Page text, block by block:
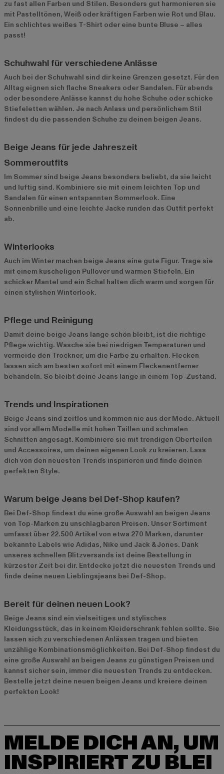
zu fast allen Farben und Stilen. Besonders gut harmonieren sie
mit Pastelltönen, Weiß oder kräftigen Farben wie Rot und Blau.
Ein schlichtes weißes T-Shirt oder eine bunte Bluse – alles
passt!
Schuhwahl für verschiedene Anlässe
Auch bei der Schuhwahl sind dir keine Grenzen gesetzt. Für den
Alltag eignen sich flache Sneakers oder Sandalen. Für abends
oder besondere Anlässe kannst du hohe Schuhe oder schicke
Stiefeletten wählen. Je nach Anlass und persönlichem Stil
findest du die passenden Schuhe zu deinen beigen Jeans.
Beige Jeans für jede Jahreszeit
Sommeroutfits
Im Sommer sind beige Jeans besonders beliebt, da sie leicht
und luftig sind. Kombiniere sie mit einem leichten Top und
Sandalen für einen entspannten Sommerlook. Eine
Sonnenbrille und eine leichte Jacke runden das Outfit perfekt
ab.
Winterlooks
Auch im Winter machen beige Jeans eine gute Figur. Trage sie
mit einem kuscheligen Pullover und warmen Stiefeln. Ein
schicker Mantel und ein Schal halten dich warm und sorgen für
einen stylishen Winterlook.
Pflege und Reinigung
Damit deine beige Jeans lange schön bleibt, ist die richtige
Pflege wichtig. Wasche sie bei niedrigen Temperaturen und
vermeide den Trockner, um die Farbe zu erhalten. Flecken
lassen sich am besten sofort mit einem Fleckenentferner
behandeln. So bleibt deine Jeans lange in einem Top-Zustand.
Trends und Inspirationen
Beige Jeans sind zeitlos und kommen nie aus der Mode. Aktuell
sind vor allem Modelle mit hohen Taillen und schmalen
Schnitten angesagt. Kombiniere sie mit trendigen Oberteilen
und Accessoires, um deinen eigenen Look zu kreieren. Lass
dich von den neuesten Trends inspirieren und finde deinen
perfekten Style.
Warum beige Jeans bei Def-Shop kaufen?
Bei Def-Shop findest du eine große Auswahl an beigen Jeans
von Top-Marken zu unschlagbaren Preisen. Unser Sortiment
umfasst über 22.500 Artikel von etwa 270 Marken, darunter
bekannte Labels wie Adidas, Nike und Jack & Jones. Dank
unseres schnellen Blitzversands ist deine Bestellung in
kürzester Zeit bei dir. Entdecke jetzt die neuesten Trends und
finde deine neuen Lieblingsjeans bei Def-Shop.
Bereit für deinen neuen Look?
Beige Jeans sind ein vielseitiges und stylisches
Kleidungsstück, das in keinem Kleiderschrank fehlen sollte. Sie
lassen sich zu verschiedenen Anlässen tragen und bieten
unzählige Kombinationsmöglichkeiten. Bei Def-Shop findest du
eine große Auswahl an beigen Jeans zu günstigen Preisen und
kannst sicher sein, immer die neuesten Trends zu entdecken.
Bestelle jetzt deine neuen beigen Jeans und kreiere deinen
perfekten Look!
MELDE DICH AN, UM
INSPIRIERT ZU BLEI